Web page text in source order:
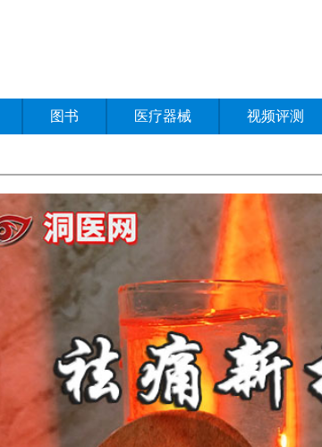
图书 医疗器械 视频评测